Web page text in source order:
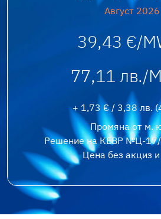
Август 2026
39,43 €/
77,11 лв./
+ 1,73 € / 3,38 лв.
Промяна от м.
Решение на КЕВР №Ц-17/
Цена без акциз